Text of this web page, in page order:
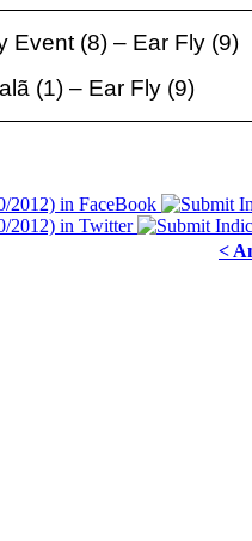
Event (8) – Ear Fly (9)
(1) – Ear Fly (9)
<